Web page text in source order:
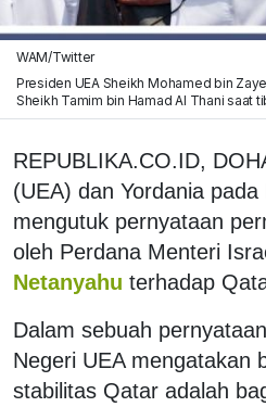
WAM/Twitter
Presiden UEA Sheikh Mohamed bin
Sheikh Tamim bin Hamad Al Thani saat
REPUBLIKA.CO.ID,
(UEA) dan Yordania
mengutuk pernyataan
oleh Perdana Menteri
Netanyahu terhadap
Dalam sebuah
Negeri UEA mengatakan
stabilitas Qatar adalah